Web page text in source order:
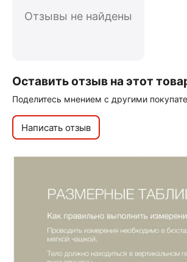
Отзывы не найдены
Оставить отзыв на этот
Поделитесь мнением с другими
Написать отзыв